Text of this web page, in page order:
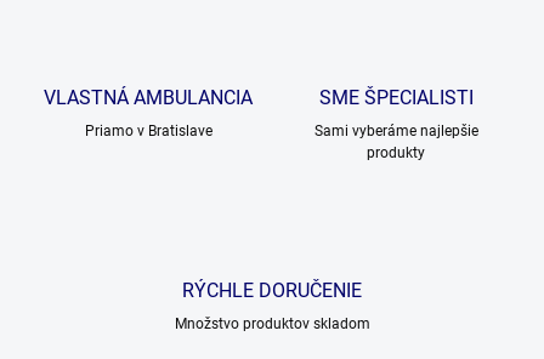
VLASTNÁ AMBULANCIA
Priamo v Bratislave
SME ŠPECIALISTI
Sami vyberáme najlepšie
produkty
RÝCHLE DORUČENIE
Množstvo produktov skladom